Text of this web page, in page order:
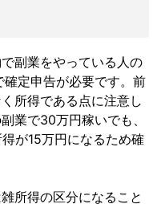
副業をやっている人の
定申告が必要です。前
所得である点に注意し
業で30万円稼いでも、
が15万円になるため確
所得の区分になること